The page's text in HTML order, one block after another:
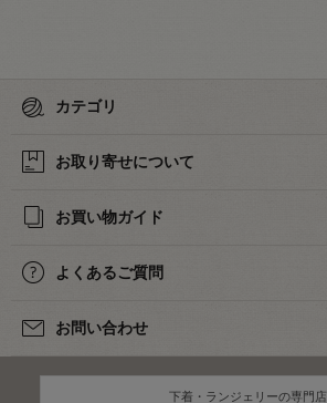
カテゴリ
お取り寄せについて
お買い物ガイド
よくあるご質問
お問い合わせ
下着・ランジェリーの専門店